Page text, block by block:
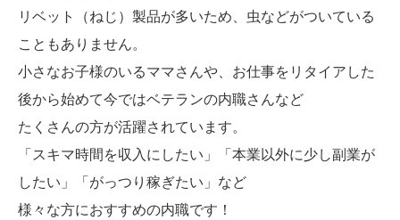
リベット（ねじ）製品が多いため、虫などがついている
こともありません。
小さなお子様のいるママさんや、お仕事をリタイアした
後から始めて今ではベテランの内職さんなど
たくさんの方が活躍されています。
「スキマ時間を収入にしたい」「本業以外に少し副業が
したい」「がっつり稼ぎたい」など
様々な方におすすめの内職です！